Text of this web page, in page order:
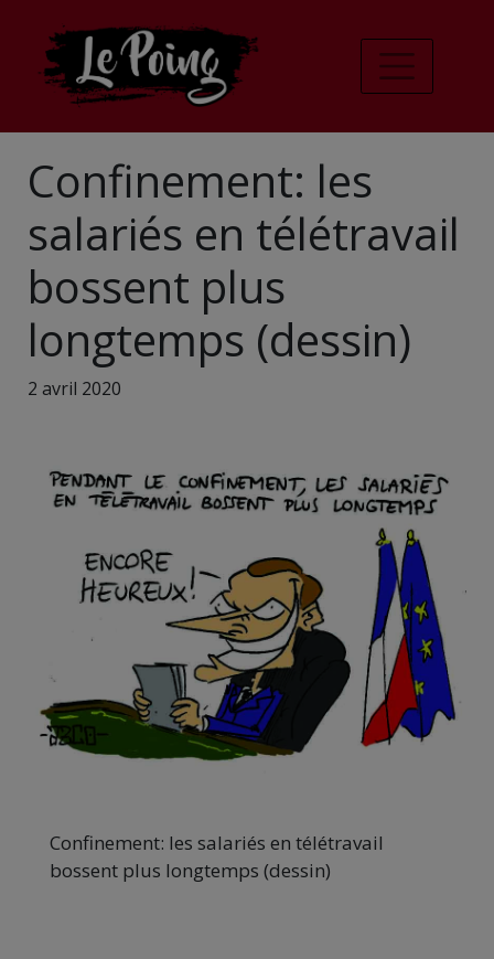
Confinement: les
salariés en télétravail
bossent plus
longtemps (dessin)
2 avril 2020
Confinement: les salariés en télétravail
bossent plus longtemps (dessin)